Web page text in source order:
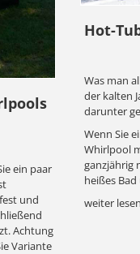
ein paar
und
Achtung
Variante
Hot-
Was man
der kalten
darunter
Wenn Sie
Whirlpool
ganzjährig
heißes
weiter lesen